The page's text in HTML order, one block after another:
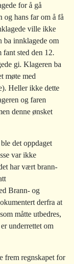
for å gå
og hans far om å få
ville ikke
ba innklagede om
sted den 12.
gi. Klageren ba
møte med
Heller ikke dette
og faren
denne ønsket
det oppdaget
var ikke
har vært brann-
Brann- og
derfra at
måtte utbedres,
underrettet om
frem regnskapet for